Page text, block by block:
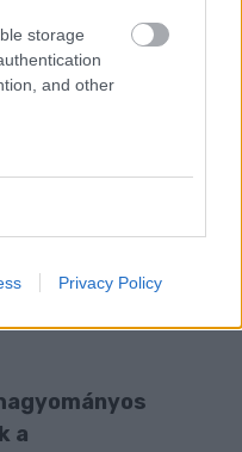
storage
and other
Privacy Policy
a